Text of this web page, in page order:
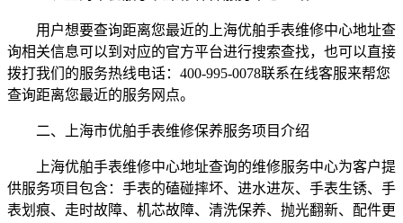
用户想要查询距离您最近的上海优舶手表维修中心地址查
询相关信息可以到对应的官方平台进行搜索查找，也可以直接
拨打我们的服务热线电话：400-995-0078联系在线客服来帮您
查询距离您最近的服务网点。
二、上海市优舶手表维修保养服务项目介绍
上海优舶手表维修中心地址查询的维修服务中心为客户提
供服务项目包含：手表的磕碰摔坏、进水进灰、手表生锈、手
表划痕、走时故障、机芯故障、清洗保养、抛光翻新、配件更